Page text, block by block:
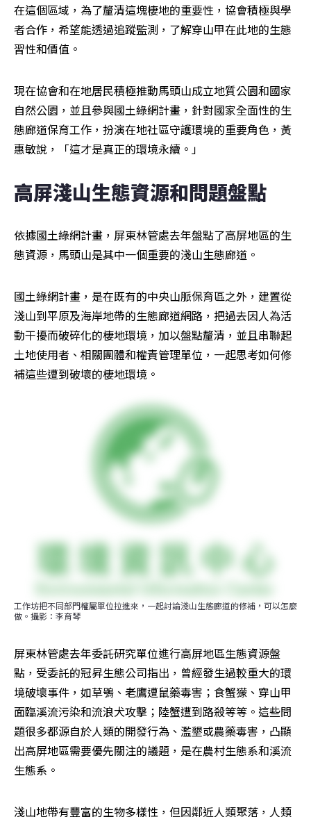
在這個區域，為了釐清這塊棲地的重要性，協會積極與學
者合作，希望能透過追蹤監測，了解穿山甲在此地的生態
習性和價值。
現在協會和在地居民積極推動馬頭山成立地質公園和國家
自然公園，並且參與國土綠網計畫，針對國家全面性的生
態廊道保育工作，扮演在地社區守護環境的重要角色，黃
惠敏說，「這才是真正的環境永續。」
高屏淺山生態資源和問題盤點
依據國土綠網計畫，屏東林管處去年盤點了高屏地區的生
態資源，馬頭山是其中一個重要的淺山生態廊道。
國土綠網計畫，是在既有的中央山脈保育區之外，建置從
淺山到平原及海岸地帶的生態廊道網路，把過去因人為活
動干擾而破碎化的棲地環境，加以盤點釐清，並且串聯起
土地使用者、相關團體和權責管理單位，一起思考如何修
補這些遭到破壞的棲地環境。
工作坊把不同部門權屬單位拉進來，一起討論淺山生態廊道的修補，可以怎麼
做。攝影：李育琴
屏東林管處去年委託研究單位進行高屏地區生態資源盤
點，受委託的冠昇生態公司指出，曾經發生過較重大的環
境破壞事件，如草鴞、老鷹遭鼠藥毒害；食蟹獴、穿山甲
面臨溪流污染和流浪犬攻擊；陸蟹遭到路殺等等。這些問
題很多都源自於人類的開發行為、濫墾或農藥毒害，凸顯
出高屏地區需要優先關注的議題，是在農村生態系和溪流
生態系。
淺山地帶有豐富的生物多樣性，但因鄰近人類聚落，人類